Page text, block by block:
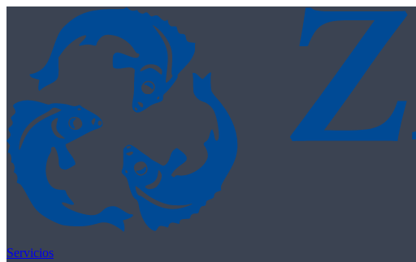
Skip to content
Servicios